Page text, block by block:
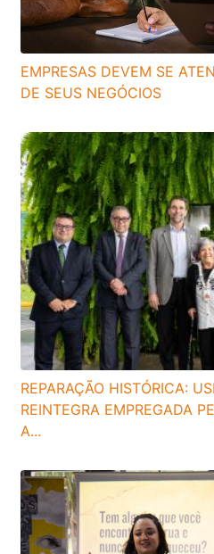
EMPRESAS DEVEM SE
DE SEUS NEGÓCIOS
REPARAÇÃO HISTÓRICA:
REINTEGRA EMPREGADA
A...